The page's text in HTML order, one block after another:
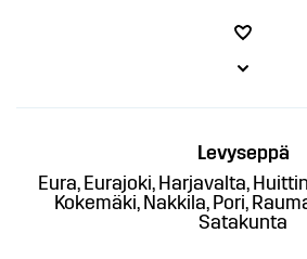
Levyseppä
Eura, Eurajoki, Harjavalta,
Kokemäki, Nakkila, Pori,
Satakunta